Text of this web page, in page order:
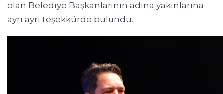
olan Belediye Başkanlarının adına yakınlarına
ayrı ayrı teşekkürde bulundu.